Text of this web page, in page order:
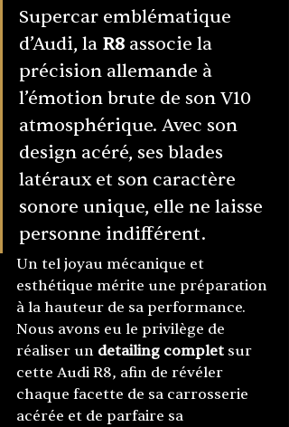
Supercar emblématique
d’Audi, la R8 associe la
précision allemande à
l’émotion brute de son V10
atmosphérique. Avec son
design acéré, ses blades
latéraux et son caractère
sonore unique, elle ne laisse
personne indifférent.
Un tel joyau mécanique et
esthétique mérite une préparation
à la hauteur de sa performance.
Nous avons eu le privilège de
réaliser un detailing complet sur
cette Audi R8, afin de révéler
chaque facette de sa carrosserie
acérée et de parfaire sa